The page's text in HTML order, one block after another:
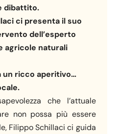
dibattito.
ci presenta il suo
dell’esperto
agricole naturali
ricco aperitivo…
che l’attuale
non possa più essere
Filippo Schillaci ci guida